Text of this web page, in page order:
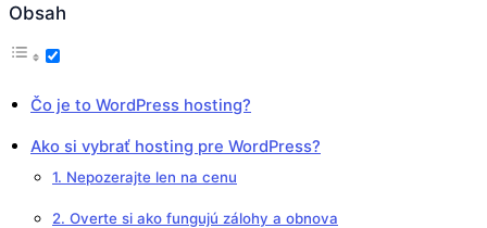
Obsah
Čo je to WordPress hosting?
Ako si vybrať hosting pre WordPress?
1. Nepozerajte len na cenu
2. Overte si ako fungujú zálohy a obnova